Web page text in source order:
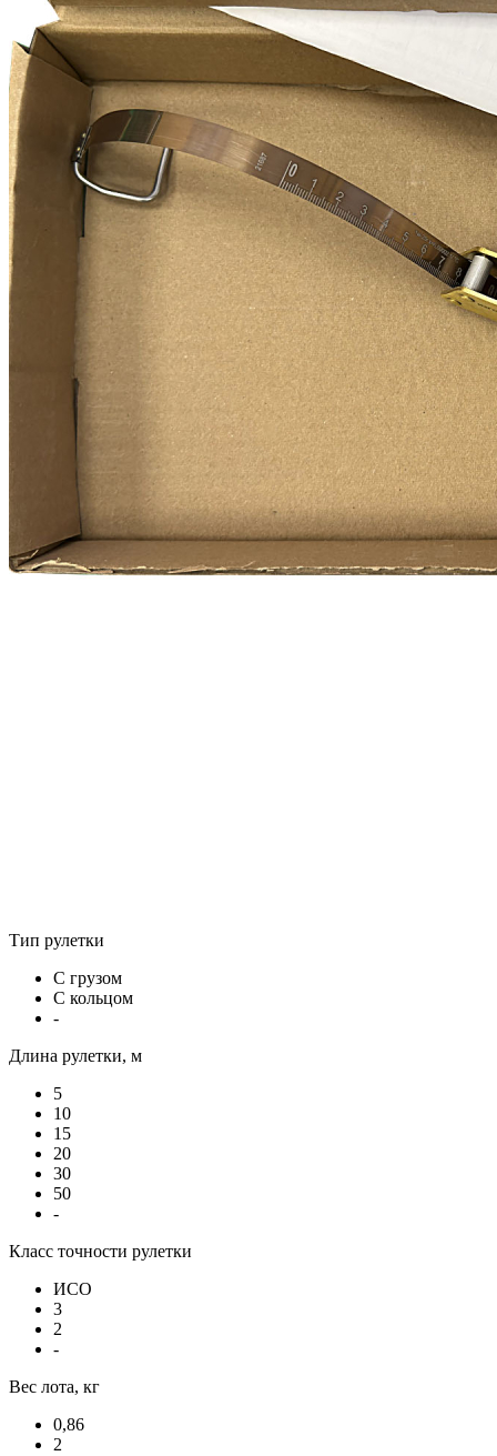
Тип рулетки
С грузом
С кольцом
-
Длина рулетки, м
5
10
15
20
30
50
-
Класс точности рулетки
ИСО
3
2
-
Вес лота, кг
0,86
2